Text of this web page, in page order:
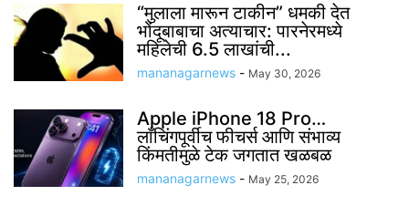
“मुलाला मारून टाकीन” धमकी देत
भोंदूबाबाचा अत्याचार: पारनेरमध्ये
महिलेची 6.5 लाखांची...
mananagarnews - May 30, 2026
Apple iPhone 18 Pro…
लाँचिंगपूर्वीच फीचर्स आणि संभाव्य
किंमतीमुळे टेक जगतात खळबळ
mananagarnews - May 25, 2026